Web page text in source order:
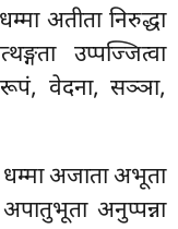
अतीता निरुद्धा
उप्पज्जित्वा
रूपं, वेदना, सञ्ञा,
अजाता अभूता
अपातुभूता अनुप्पन्ना